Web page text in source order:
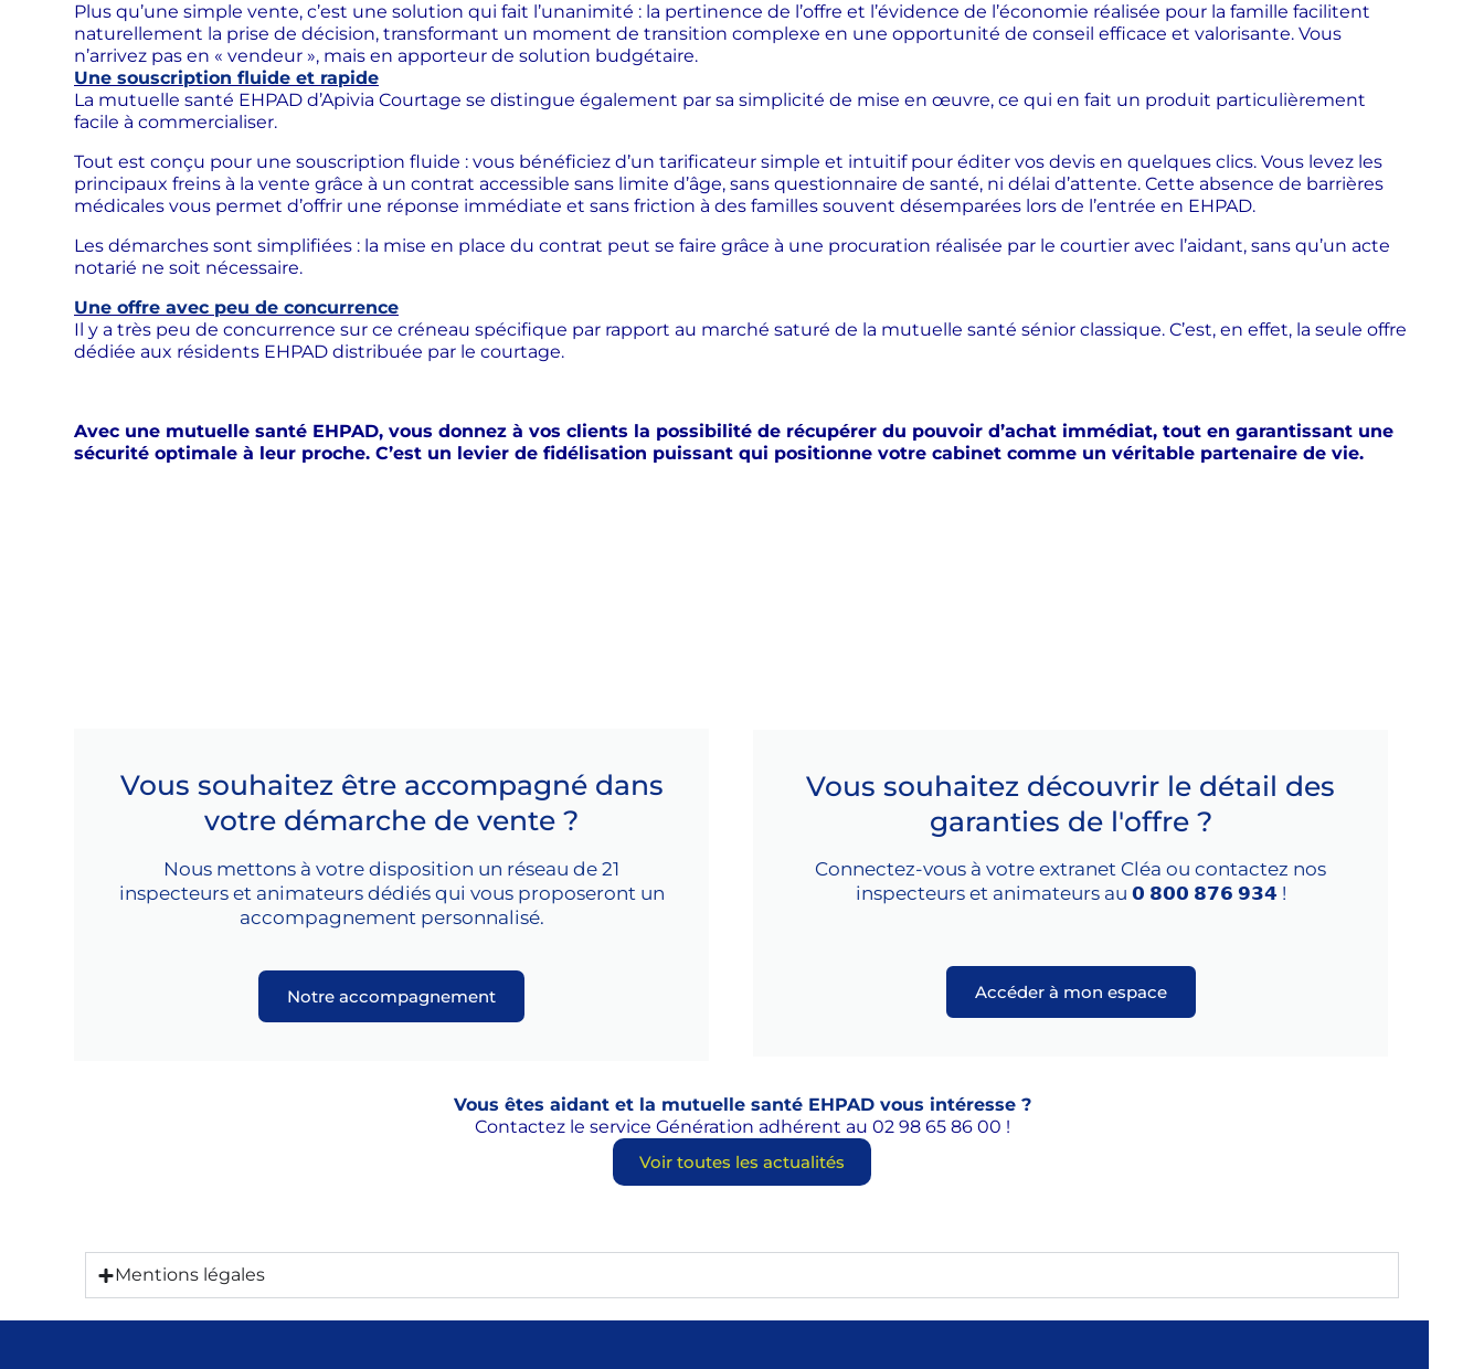
Plus qu’une simple vente, c’est une solution qui fait l’unanimité : la pertinence de l’offre et l’évidence de l’économie réalisée pour la famille facilitent
naturellement la prise de décision, transformant un moment de transition complexe en une opportunité de conseil efficace et valorisante. Vous
n’arrivez pas en « vendeur », mais en apporteur de solution budgétaire.
Une souscription fluide et rapide
La mutuelle santé EHPAD d’Apivia Courtage se distingue également par sa simplicité de mise en œuvre, ce qui en fait un produit particulièrement
facile à commercialiser.
Tout est conçu pour une souscription fluide : vous bénéficiez d’un tarificateur simple et intuitif pour éditer vos devis en quelques clics. Vous levez les
principaux freins à la vente grâce à un contrat accessible sans limite d’âge, sans questionnaire de santé, ni délai d’attente. Cette absence de barrières
médicales vous permet d’offrir une réponse immédiate et sans friction à des familles souvent désemparées lors de l’entrée en EHPAD.
Les démarches sont simplifiées : la mise en place du contrat peut se faire grâce à une procuration réalisée par le courtier avec l’aidant, sans qu’un acte
notarié ne soit nécessaire.
Une offre avec peu de concurrence
Il y a très peu de concurrence sur ce créneau spécifique par rapport au marché saturé de la mutuelle santé sénior classique. C’est, en effet, la seule offre
dédiée aux résidents EHPAD distribuée par le courtage.
Avec une mutuelle santé EHPAD, vous donnez à vos clients la possibilité de récupérer du pouvoir d’achat immédiat, tout en garantissant une
sécurité optimale à leur proche. C’est un levier de fidélisation puissant qui positionne votre cabinet comme un véritable partenaire de vie.
Vous souhaitez être accompagné dans
votre démarche de vente ?
Nous mettons à votre disposition un réseau de 21
inspecteurs et animateurs dédiés qui vous proposeront un
accompagnement personnalisé.
Notre accompagnement
Vous souhaitez découvrir le détail des
garanties de l'offre ?
Connectez-vous à votre extranet Cléa ou contactez nos
inspecteurs et animateurs au 𝟬 𝟴𝟬𝟬 𝟴𝟳𝟲 𝟵𝟯𝟰 !
Accéder à mon espace
Vous êtes aidant et la mutuelle santé EHPAD vous intéresse ?
Contactez le service Génération adhérent au 02 98 65 86 00 !
Voir toutes les actualités
Mentions légales